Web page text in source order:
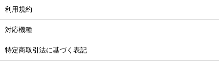
利用規約
対応機種
特定商取引法に基づく表記